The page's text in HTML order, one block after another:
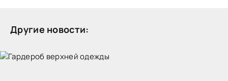
Другие новости: